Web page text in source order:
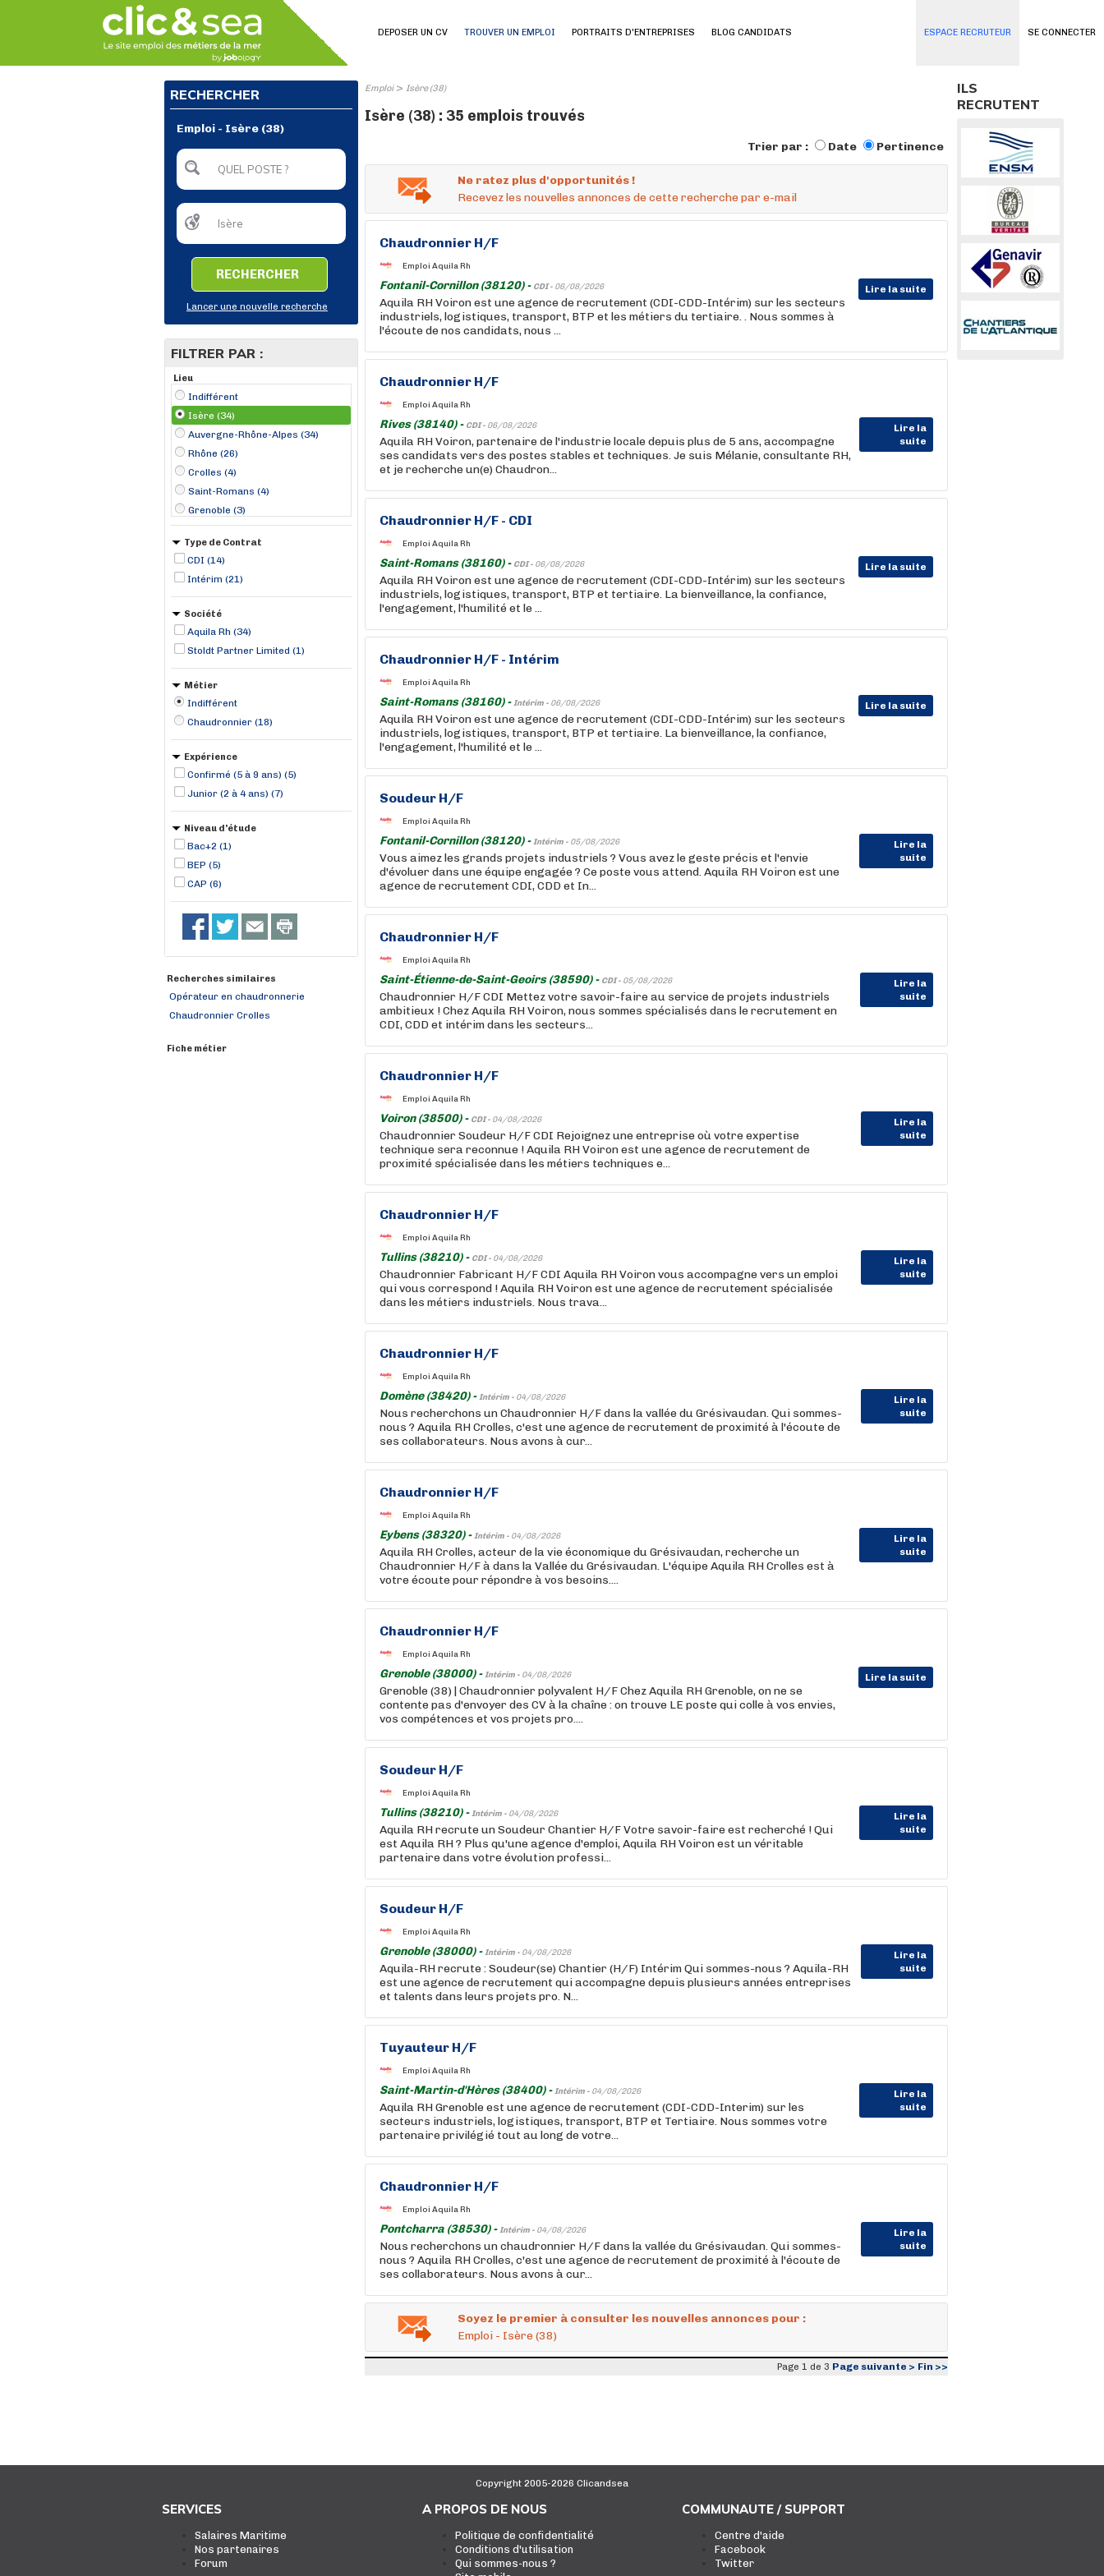
SE CONNECTER
DEPOSER UN CV TROUVER UN EMPLOI PORTRAITS D'ENTREPRISES BLOG CANDIDATS ESPACE RECRUTEUR
RECHERCHER
Emploi - Isère (38)
RECHERCHER
Lancer une nouvelle recherche
FILTRER PAR :
Lieu
Indifférent
Isère (34)
Auvergne-Rhône-Alpes (34)
Rhône (26)
Crolles (4)
Saint-Romans (4)
Grenoble (3)
Pontcharra (3)
Domène (2)
Eybens (2)
Fontanil-Cornillon (2)
Type de Contrat
CDI (14)
Intérim (21)
Société
Aquila Rh (34)
Stoldt Partner Limited (1)
Métier
Indifférent
Chaudronnier (18)
Expérience
Confirmé (5 à 9 ans) (5)
Junior (2 à 4 ans) (7)
Niveau d'étude
Bac+2 (1)
BEP (5)
CAP (6)
Recherches similaires
Opérateur en chaudronnerie
Chaudronnier Crolles
Fiche métier
Emploi> Isère (38)
Isère (38) : 35 emplois trouvés
Trier par : Date Pertinence
Ne ratez plus d'opportunités !
Recevez les nouvelles annonces de cette recherche par e-mail
Chaudronnier H/F
Emploi Aquila Rh
Fontanil-Cornillon (38120) - CDI - 06/08/2026 Lire la suite
Aquila RH Voiron est une agence de recrutement (CDI-CDD-Intérim) sur les secteurs
industriels, logistiques, transport, BTP et les métiers du tertiaire. . Nous sommes à
l'écoute de nos candidats, nous ...
Chaudronnier H/F
Emploi Aquila Rh
Rives (38140) - CDI - 06/08/2026
Lire la
suite
Aquila RH Voiron, partenaire de l'industrie locale depuis plus de 5 ans, accompagne
ses candidats vers des postes stables et techniques. Je suis Mélanie, consultante RH,
et je recherche un(e) Chaudron...
Chaudronnier H/F - CDI
Emploi Aquila Rh
Saint-Romans (38160) - CDI - 06/08/2026 Lire la suite
Aquila RH Voiron est une agence de recrutement (CDI-CDD-Intérim) sur les secteurs
industriels, logistiques, transport, BTP et tertiaire. La bienveillance, la confiance,
l'engagement, l'humilité et le ...
Chaudronnier H/F - Intérim
Emploi Aquila Rh
Saint-Romans (38160) -Intérim - 06/08/2026 Lire la suite
Aquila RH Voiron est une agence de recrutement (CDI-CDD-Intérim) sur les secteurs
industriels, logistiques, transport, BTP et tertiaire. La bienveillance, la confiance,
l'engagement, l'humilité et le ...
Soudeur H/F
Emploi Aquila Rh
Fontanil-Cornillon (38120) -Intérim - 05/08/2026
Lire la
suite
Vous aimez les grands projets industriels ? Vous avez le geste précis et l'envie
d'évoluer dans une équipe engagée ? Ce poste vous attend. Aquila RH Voiron est une
agence de recrutement CDI, CDD et In...
Chaudronnier H/F
Emploi Aquila Rh
Saint-Étienne-de-Saint-Geoirs (38590) - CDI - 05/08/2026
Lire la
suite
Chaudronnier H/F CDI Mettez votre savoir-faire au service de projets industriels
ambitieux ! Chez Aquila RH Voiron, nous sommes spécialisés dans le recrutement en
CDI, CDD et intérim dans les secteurs...
Chaudronnier H/F
Emploi Aquila Rh
Voiron (38500) - CDI - 04/08/2026
Lire la
suite
Chaudronnier Soudeur H/F CDI Rejoignez une entreprise où votre expertise
technique sera reconnue ! Aquila RH Voiron est une agence de recrutement de
proximité spécialisée dans les métiers techniques e...
Chaudronnier H/F
Emploi Aquila Rh
Tullins (38210) - CDI - 04/08/2026
Lire la
suite
Chaudronnier Fabricant H/F CDI Aquila RH Voiron vous accompagne vers un emploi
qui vous correspond ! Aquila RH Voiron est une agence de recrutement spécialisée
dans les métiers industriels. Nous trava...
Chaudronnier H/F
Emploi Aquila Rh
Domène (38420) -Intérim - 04/08/2026
Lire la
suite
Nous recherchons un Chaudronnier H/F dans la vallée du Grésivaudan. Qui sommes-
nous ? Aquila RH Crolles, c'est une agence de recrutement de proximité à l'écoute de
ses collaborateurs. Nous avons à cur...
Chaudronnier H/F
Emploi Aquila Rh
Eybens (38320) -Intérim - 04/08/2026
Lire la
suite
Aquila RH Crolles, acteur de la vie économique du Grésivaudan, recherche un
Chaudronnier H/F à dans la Vallée du Grésivaudan. L'équipe Aquila RH Crolles est à
votre écoute pour répondre à vos besoins....
Chaudronnier H/F
Emploi Aquila Rh
Grenoble (38000) -Intérim - 04/08/2026 Lire la suite
Grenoble (38) | Chaudronnier polyvalent H/F Chez Aquila RH Grenoble, on ne se
contente pas d'envoyer des CV à la chaîne : on trouve LE poste qui colle à vos envies,
vos compétences et vos projets pro....
Soudeur H/F
Emploi Aquila Rh
Tullins (38210) -Intérim - 04/08/2026
Lire la
suite
Aquila RH recrute un Soudeur Chantier H/F Votre savoir-faire est recherché ! Qui
est Aquila RH ? Plus qu'une agence d'emploi, Aquila RH Voiron est un véritable
partenaire dans votre évolution professi...
Soudeur H/F
Emploi Aquila Rh
Grenoble (38000) -Intérim - 04/08/2026
Lire la
suite
Aquila-RH recrute : Soudeur(se) Chantier (H/F) Intérim Qui sommes-nous ? Aquila-RH
est une agence de recrutement qui accompagne depuis plusieurs années entreprises
et talents dans leurs projets pro. N...
Tuyauteur H/F
Emploi Aquila Rh
Saint-Martin-d'Hères (38400) -Intérim - 04/08/2026
Lire la
suite
Aquila RH Grenoble est une agence de recrutement (CDI-CDD-Interim) sur les
secteurs industriels, logistiques, transport, BTP et Tertiaire. Nous sommes votre
partenaire privilégié tout au long de votre...
Chaudronnier H/F
Emploi Aquila Rh
Pontcharra (38530) -Intérim - 04/08/2026
Lire la
suite
Nous recherchons un chaudronnier H/F dans la vallée du Grésivaudan. Qui sommes-
nous ? Aquila RH Crolles, c'est une agence de recrutement de proximité à l'écoute de
ses collaborateurs. Nous avons à cur...
Soyez le premier à consulter les nouvelles annonces pour :
Emploi - Isère (38)
Page 1 de 3 Page suivante > Fin >>
ILS
RECRUTENT
Copyright 2005-2026 Clicandsea
SERVICES
Salaires Maritime
Nos partenaires
Forum
A PROPOS DE NOUS
Politique de confidentialité
Conditions d'utilisation
Qui sommes-nous ?
COMMUNAUTE / SUPPORT
Centre d'aide
Facebook
Twitter